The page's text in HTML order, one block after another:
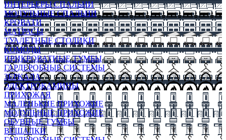
ИНТЕРЬЕРЫ СПАЛЬНИ
МОДУЛЬНЫЕ СПАЛЬНИ
КРОВАТИ
МАТРАСЫ
ТУАЛЕТНЫЕ СТОЛИКИ
КОМОДЫ
ПРИКРОВАТНЫЕ ТУМБЫ
ГАРДЕРОБНЫЕ СИСТЕМЫ
ЗЕРКАЛА
ЭЛЕКТРОКАМИНЫ
ПРИХОЖАЯ
МАЛЕНЬКИЕ ПРИХОЖИЕ
МОДУЛЬНЫЕ ПРИХОЖИЕ
ОБУВНЫЕ ТУМБЫ
ВЕШАЛКИ